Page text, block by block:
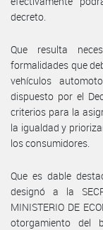
decreto.
Que resulta
formalidades que
vehículos
dispuesto por el
criterios para la
la igualdad y
los consumidores.
Que es dable
designó a la
MINISTERIO DE
otorgamiento del